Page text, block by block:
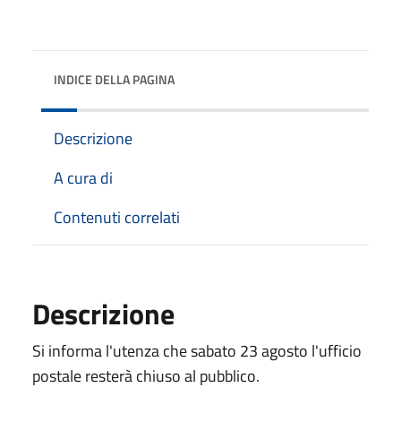
INDICE DELLA PAGINA
Descrizione
A cura di
Contenuti correlati
Descrizione
Si informa l'utenza che sabato 23 agosto l'ufficio
postale resterà chiuso al pubblico.